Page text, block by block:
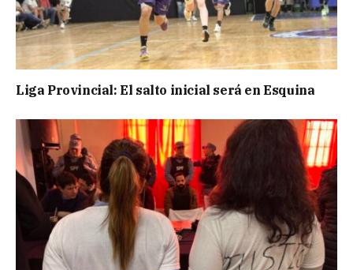
Liga Provincial: El salto inicial será en Esquina